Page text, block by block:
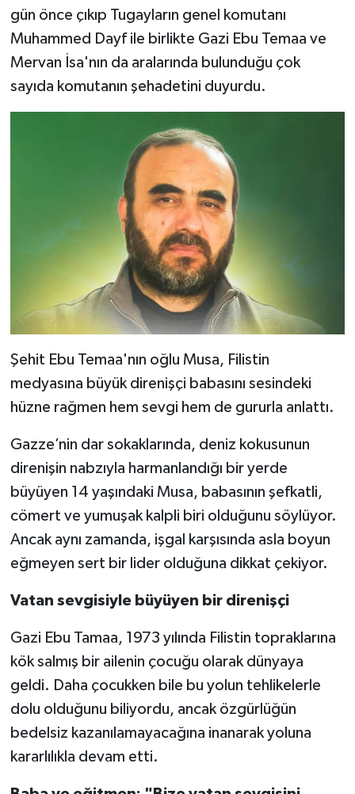
gün önce çıkıp Tugayların genel komutanı
Muhammed Dayf ile birlikte Gazi Ebu Temaa ve
Mervan İsa'nın da aralarında bulunduğu çok
sayıda komutanın şehadetini duyurdu.
Şehit Ebu Temaa'nın oğlu Musa, Filistin
medyasına büyük direnişçi babasını sesindeki
hüzne rağmen hem sevgi hem de gururla anlattı.
Gazze’nin dar sokaklarında, deniz kokusunun
direnişin nabzıyla harmanlandığı bir yerde
büyüyen 14 yaşındaki Musa, babasının şefkatli,
cömert ve yumuşak kalpli biri olduğunu söylüyor.
Ancak aynı zamanda, işgal karşısında asla boyun
eğmeyen sert bir lider olduğuna dikkat çekiyor.
Vatan sevgisiyle büyüyen bir direnişçi
Gazi Ebu Tamaa, 1973 yılında Filistin topraklarına
kök salmış bir ailenin çocuğu olarak dünyaya
geldi. Daha çocukken bile bu yolun tehlikelerle
dolu olduğunu biliyordu, ancak özgürlüğün
bedelsiz kazanılamayacağına inanarak yoluna
kararlılıkla devam etti.